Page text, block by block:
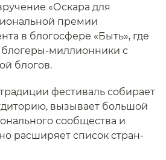
«Оскара для
премии
в блогосфере «Быть», где
миллионники с
блогов.
фестиваль собирает
вызывает большой
сообщества и
расширяет список стран-